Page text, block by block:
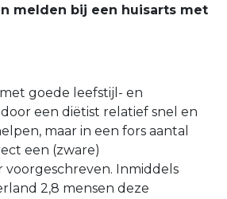
melden bij een huisarts met
goede leefstijl- en
een diëtist relatief snel en
maar in een fors aantal
een (zware)
Inmiddels
2,8 mensen deze